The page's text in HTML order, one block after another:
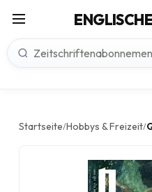
ENGLISCHE
Startseite/Hobbys & Freizeit/